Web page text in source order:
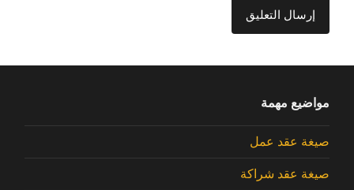
مواضيع مهمة
صيغة عقد عمل
صيغة عقد شراكة